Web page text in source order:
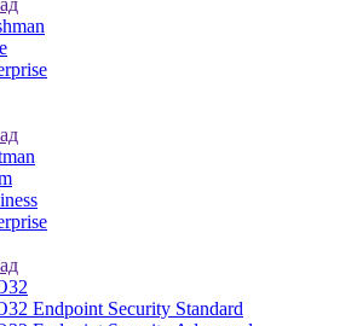
Endpoint Security Standard